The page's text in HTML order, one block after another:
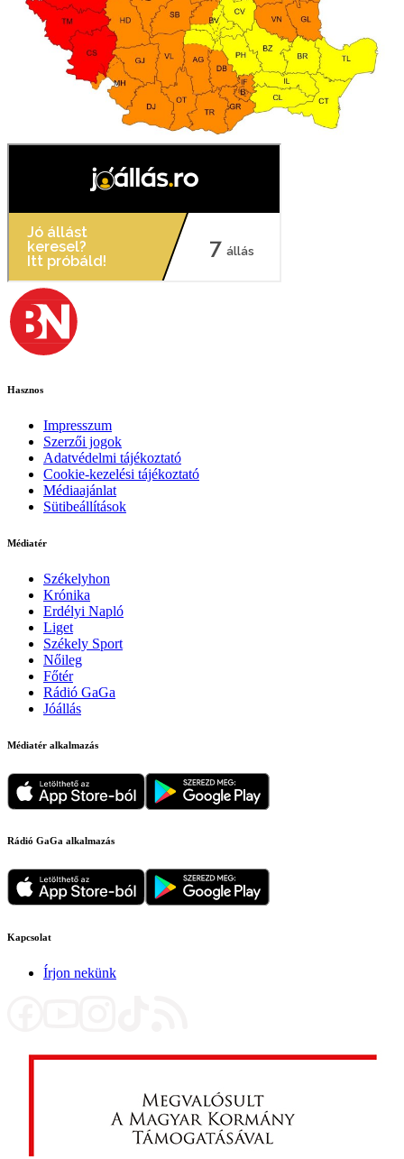
Hasznos
Impresszum
Szerzői jogok
Adatvédelmi tájékoztató
Cookie-kezelési tájékoztató
Médiaajánlat
Sütibeállítások
Médiatér
Székelyhon
Krónika
Erdélyi Napló
Liget
Székely Sport
Nőileg
Főtér
Rádió GaGa
Jóállás
Médiatér alkalmazás
Rádió GaGa alkalmazás
Kapcsolat
Írjon nekünk